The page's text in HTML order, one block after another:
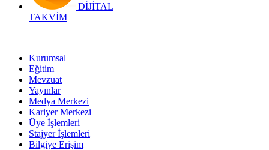
DİJİTAL
TAKVİM
Kurumsal
Eğitim
Mevzuat
Yayınlar
Medya Merkezi
Kariyer Merkezi
Üye İşlemleri
Stajyer İşlemleri
Bilgiye Erişim